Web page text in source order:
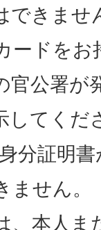
できませ
ードをお
官公署が
してくだ
分証明
ません。
、本人ま